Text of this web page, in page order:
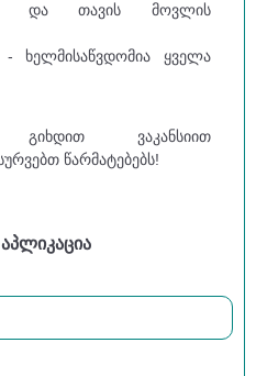
და თავის მოვლის
ხელმისაწვდომია ყველა
ვაკანსიით
წარმატებებს!